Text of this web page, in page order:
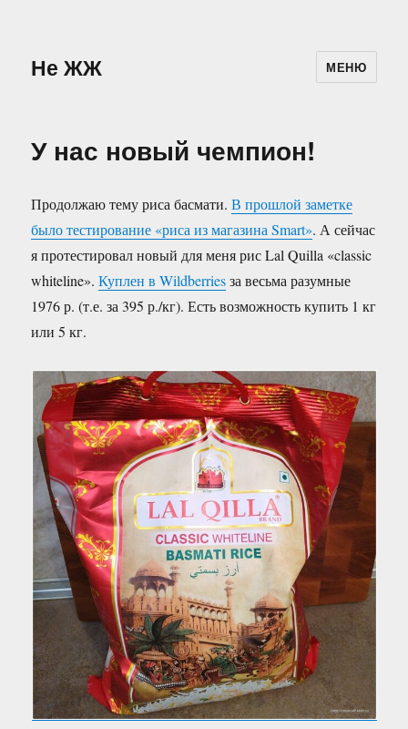
Не ЖЖ МЕНЮ
У нас новый чемпион!
Продолжаю тему риса басмати.В прошлой заметке
было тестирование «риса из магазина Smart». А сейчас
я протестировал новый для меня рис Lal Quilla «classic
whiteline».Куплен в Wildberriesза весьма разумные
1976 р. (т.е. за 395 р./кг). Есть возможность купить 1 кг
или 5 кг.